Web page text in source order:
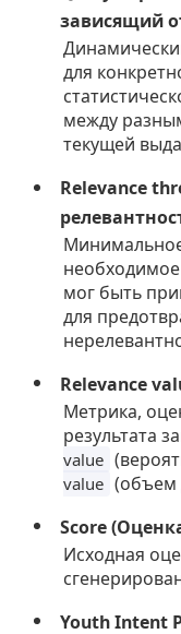
зависящий
для
между
текущей
Relevance
необходимое
мог быть
для
Relevance
Метрика,
результата
value
value (объем
Score
Исходная
Youth Intent